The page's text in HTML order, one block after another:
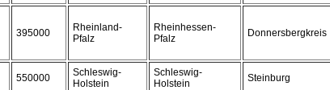
395000
Rheinland-
Pfalz
Rheinhessen-
Pfalz
Donnersbergkreis
550000
Schleswig-
Holstein
Schleswig-
Holstein
Steinburg